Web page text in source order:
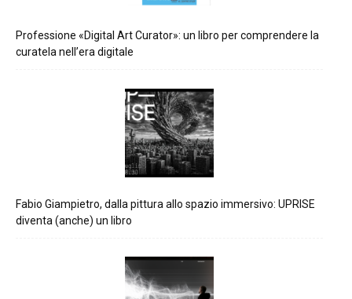
Professione «Digital Art Curator»: un libro per comprendere la
curatela nell’era digitale
Fabio Giampietro, dalla pittura allo spazio immersivo: UPRISE
diventa (anche) un libro